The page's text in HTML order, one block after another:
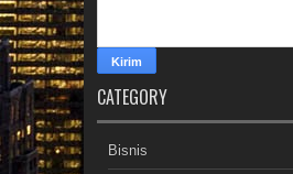
CATEGORY
Bisnis